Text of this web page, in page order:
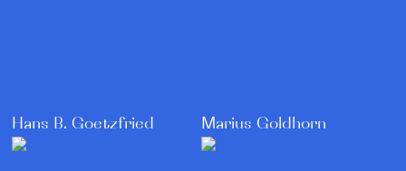
Hans B. Goetzfried Marius Goldhorn